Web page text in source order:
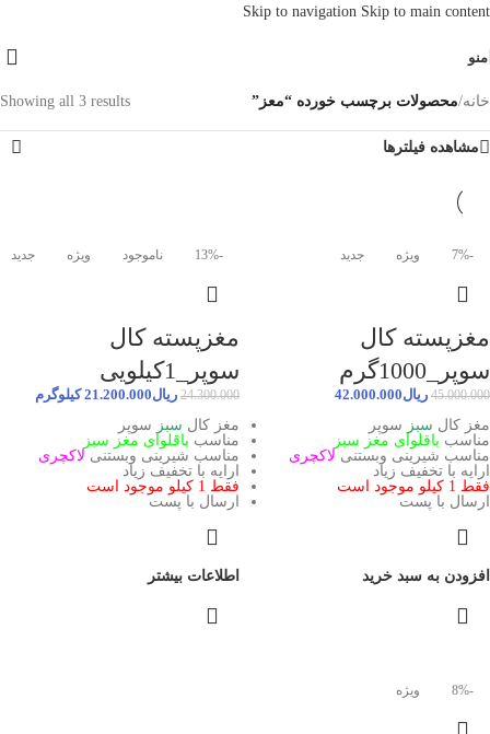
Skip to navigation Skip to main content
منو
خانه/محصولات برچسب خورده “معز” Showing all 3 results
مشاهده فیلترها
-7% ویژه جدید
مغزپسته کال
سوپر_1000گرم
45.000.000 ریال42.000.000
مغز کال سبز سوپر
مناسب باقلوای مغز سبز
مناسب شیرینی وبستنی لاکچری
ارایه با تخفیف زیاد
فقط 1 کیلو موجود است
ارسال با پست
افزودن به سبد خرید
-13% ناموجود ویژه جدید
مغزپسته کال
سوپر_1کیلویی
24.300.000 ریال21.200.000 کیلوگرم
مغز کال سبز سوپر
مناسب باقلوای مغز سبز
مناسب شیرینی وبستنی لاکچری
ارایه با تخفیف زیاد
فقط 1 کیلو موجود است
ارسال با پست
اطلاعات بیشتر
-8% ویژه